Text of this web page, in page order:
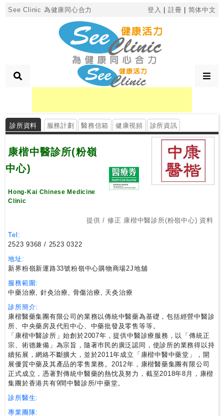
See Clinic 為健康同心合力 登入 註冊 简体中文
診
所
搜
尋
診
所
按
尋
24
小
時
應
診
急
症
室
服
務
公
×
診所資料 服務計劃 醫務信箱 健康視頻 診所資訊
康楷中醫診所(粉嶺
中心)
Hong-Kai Chinese Medicine
Clinic
提供 / 修正 康楷中醫診所(粉嶺中心) 資料
Tel:
2523 9368 / 2523 0322
地址:
新界粉嶺新運路33號粉嶺中心購物商場2J地舖
服務範圍:
中藥治療, 針灸治療, 骨傷治療, 天灸治療
診所簡介:
康楷醫藥集團有限公司的業務以傳統中醫藥為基礎，包括經營中醫診
所、中央藥房及代煎中心、中藥批發及零售等等。
「康楷中醫診所」始創於2007年，提供中醫診療服務，以「傳統正
宗、術德兼備」為宗旨，隨著巿民的廣泛認同，使診所的業務得以持
續拓展，網絡不斷擴大，並於2011年成立「康楷中醫中藥堂」，開
展優質中藥及其產品的零售業務。2012年，康楷醫藥集團有限公司
正式成立，憑著對傳統中醫藥的熱忱及努力，截至2018年8月，康楷
集團於香港共有9間中醫診所/中藥堂。
診所醫生:
專業團隊: